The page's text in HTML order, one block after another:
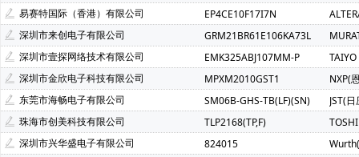
SOC(赛元微)(1)
Createk Micro(达晶微)(1)
TONTEK(台
Anlogic(安路科技)(1)
HEXIN(禾芯微)(1)
Chipanalog(川
SHOU HAN(首韩)(1)
RYCHiP(蕊源)(1) Unilc(紫光国芯
易赛特国际（香港）有限公司
EP4CE10F17I7N
深圳市来创电子有限公司
GRM21BR61E106KA73L
深圳市壹探网络技术有限公司
EMK325ABJ107MM-P
深圳市金欣电子科技有限公司
MPXM2010GST1
NXP(
东莞市海畅电子有限公司
SM06B-GHS-TB(LF)(SN)
JST(
珠海市创美科技有限公司
TLP2168(TP,F)
深圳市兴华盛电子有限公司
824015